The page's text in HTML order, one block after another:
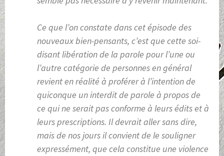
Ce que l’on constate dans cet épisode des
nouveaux bien-pensants, c’est que cette soi-
disant libération de la parole pour l’une ou
l’autre catégorie de personnes en général
revient en réalité à proférer à l’intention de
quiconque un interdit de parole à propos de
ce qui ne serait pas conforme à leurs édits et à
leurs prescriptions. Il devrait aller sans dire,
mais de nos jours il convient de le souligner
expressément, que cela constitue une violence